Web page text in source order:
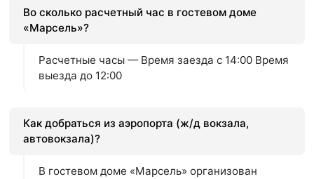
Во сколько расчетный час в гостевом доме
«Марсель»?
Расчетные часы — Время заезда с 14:00 Время
выезда до 12:00
Как добраться из аэропорта (ж/д вокзала,
автовокзала)?
В гостевом доме «Марсель» организован